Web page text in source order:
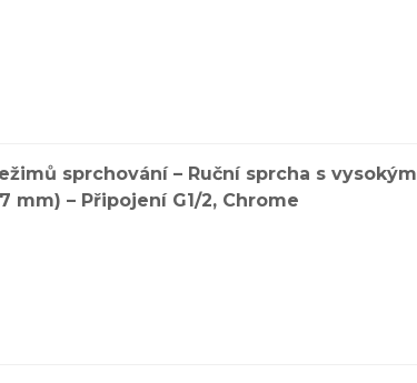
sprchování – Ruční sprcha s
mm) – Připojení G1/2, Chrome